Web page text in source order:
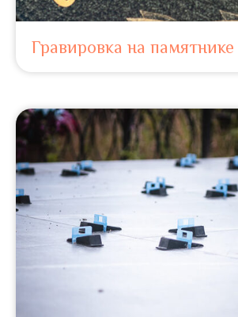
Гравировка на памятнике